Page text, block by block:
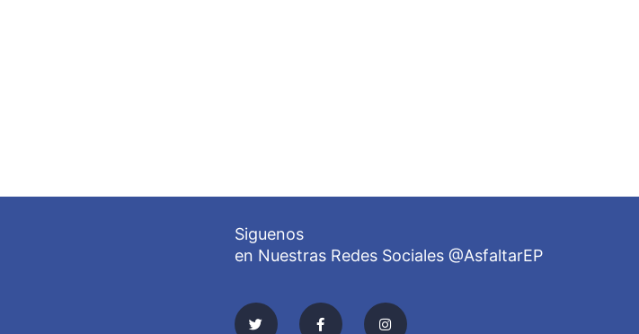
Siguenos
en Nuestras Redes Sociales @AsfaltarEP